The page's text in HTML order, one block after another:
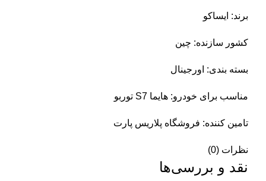
برند: ایساکو
کشور سازنده: چین
بسته بندی: اورجینال
مناسب برای خودرو: هایما S7 توربو
تامین کننده: فروشگاه پلاریس پارت
نظرات (0)
نقد و بررسی‌ها